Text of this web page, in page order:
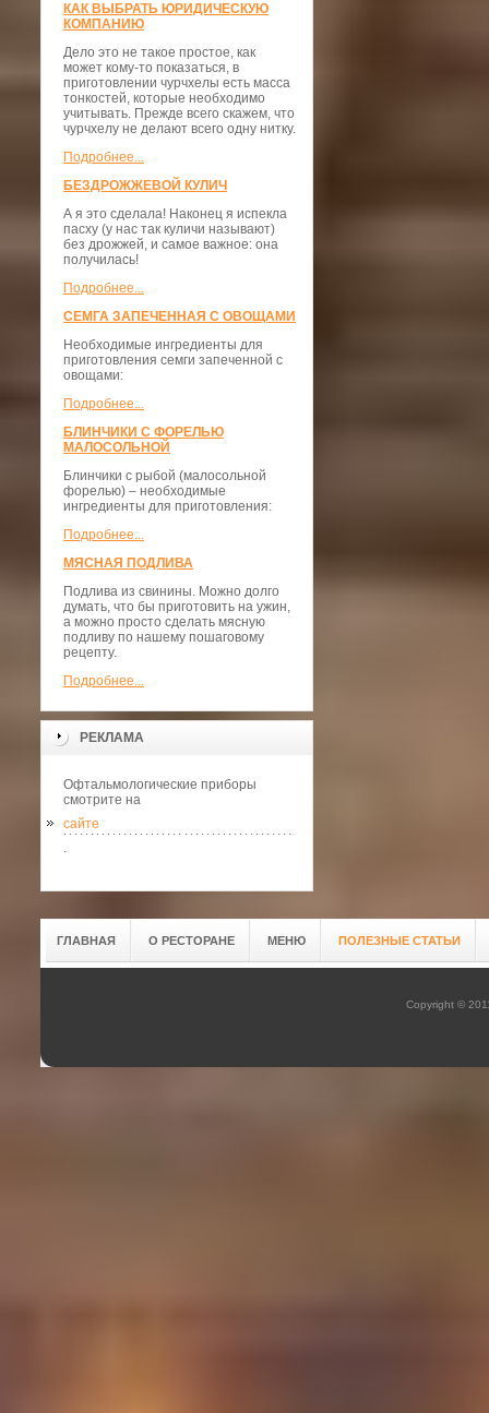
КАК ВЫБРАТЬ ЮРИДИЧЕСКУЮ
КОМПАНИЮ
Дело это не такое простое, как
может кому-то показаться, в
приготовлении чурчхелы есть масса
тонкостей, которые необходимо
учитывать. Прежде всего скажем, что
чурчхелу не делают всего одну нитку.
Подробнее...
БЕЗДРОЖЖЕВОЙ КУЛИЧ
А я это сделала! Наконец я испекла
пасху (у нас так куличи называют)
без дрожжей, и самое важное: она
получилась!
Подробнее...
СЕМГА ЗАПЕЧЕННАЯ С ОВОЩАМИ
Необходимые ингредиенты для
приготовления семги запеченной с
овощами:
Подробнее...
БЛИНЧИКИ С ФОРЕЛЬЮ
МАЛОСОЛЬНОЙ
Блинчики с рыбой (малосольной
форелью) – необходимые
ингредиенты для приготовления:
Подробнее...
МЯСНАЯ ПОДЛИВА
Подлива из свинины. Можно долго
думать, что бы приготовить на ужин,
а можно просто сделать мясную
подливу по нашему пошаговому
рецепту.
Подробнее...
РЕКЛАМА
Офтальмологические приборы
смотрите на
сайте
.
ГЛАВНАЯ О РЕСТОРАНЕ МЕНЮ ПОЛЕЗНЫЕ СТАТЬИ
Copyright ©